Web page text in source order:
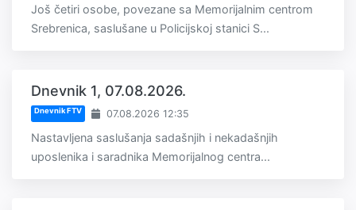
Još četiri osobe, povezane sa Memorijalnim centrom
Srebrenica, saslušane u Policijskoj stanici S...
Dnevnik 1, 07.08.2026.
Dnevnik FTV 07.08.2026 12:35
Nastavljena saslušanja sadašnjih i nekadašnjih
uposlenika i saradnika Memorijalnog centra...